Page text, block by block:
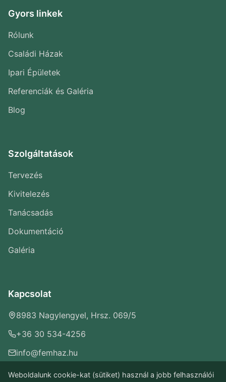
Weboldalunk cookie-kat (sütiket) használ a jobb felhasználói
Gyors linkek
Rólunk
Családi Házak
Ipari Épületek
Referenciák és Galéria
Blog
Szolgáltatások
Tervezés
Kivitelezés
Tanácsadás
Dokumentáció
Galéria
Kapcsolat
8983 Nagylengyel, Hrsz. 069/5
+36 30 534-4256
info@femhaz.hu